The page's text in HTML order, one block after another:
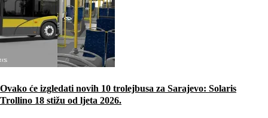
Ovako će izgledati novih 10 trolejbusa za Sarajevo: Solaris
Trollino 18 stižu od ljeta 2026.